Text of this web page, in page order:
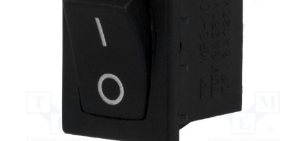
MULTIMATERIAL